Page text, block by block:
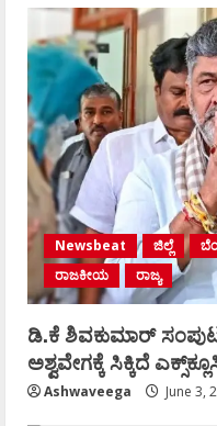
Newsbeat ಜಿಲ್ಲೆ
ರಾಜಕೀಯ
ರಾಜ್ಯ
ಡಿ.ಕೆ ಶಿವಕುಮಾರ್‌
ಅಶ್ವವೇಗಕ್ಕೆ ಸಿಕ್ಕಿದೆ
Ashwaveega June 3,